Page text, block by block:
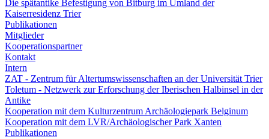
Die spätantike Befestigung von Bitburg im Umland der
Kaiserresidenz Trier
Publikationen
Mitglieder
Kooperationspartner
Kontakt
Intern
ZAT - Zentrum für Altertumswissenschaften an der Universität Trier
Toletum - Netzwerk zur Erforschung der Iberischen Halbinsel in der
Antike
Kooperation mit dem Kulturzentrum Archäologiepark Belginum
Kooperation mit dem LVR/Archäologischer Park Xanten
Publikationen